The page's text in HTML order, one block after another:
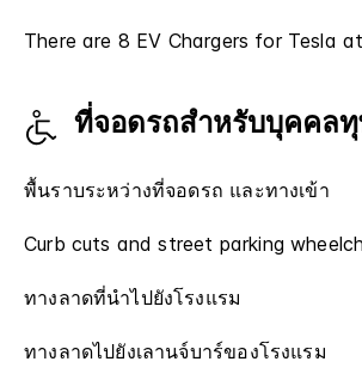
There are 8 EV Chargers for Tesla
ที่จอดรถสำหรับบุคคล
พื้นราบระหว่างที่จอดรถ และทางเข้า
Curb cuts and street parking
ทางลาดที่นำไปยังโรงแรม
ทางลาดไปยังเลานจ์บาร์ของโรงแรม